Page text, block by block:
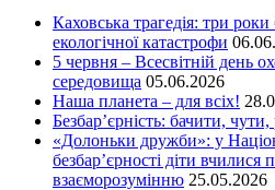
Каховська трагедія: три
екологічної катастрофи
5 червня – Всесвітній день
середовища 05.06.2026
Наша планета – для всіх!
Безбар’єрність: бачити, чути,
«Долоньки дружби»: у
безбар’єрності діти вчилися
взаєморозумінню 25.05.2026